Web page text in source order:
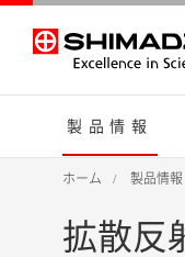
製品情報
ホーム 製品情報
拡散反